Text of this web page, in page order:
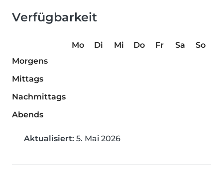
Verfügbarkeit
Mo Di Mi Do Fr Sa
So
Morgens
Mittags
Nachmittags
Abends
Aktualisiert: 5. Mai 2026